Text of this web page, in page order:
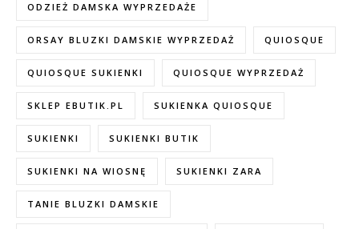
ODZIEŻ DAMSKA WYPRZEDAŻE
ORSAY BLUZKI DAMSKIE WYPRZEDAŻ QUIOSQUE
QUIOSQUE SUKIENKI QUIOSQUE WYPRZEDAŻ
SKLEP EBUTIK.PL SUKIENKA QUIOSQUE
SUKIENKI SUKIENKI BUTIK
SUKIENKI NA WIOSNĘ SUKIENKI ZARA
TANIE BLUZKI DAMSKIE